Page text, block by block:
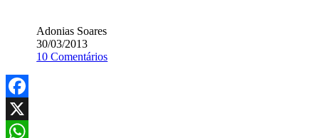
Adonias Soares
30/03/2013
10 Comentários
Facebook
X